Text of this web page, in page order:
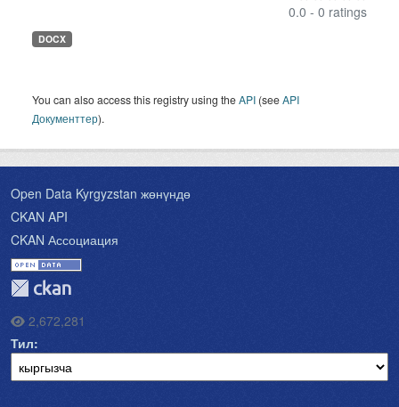
0.0 - 0 ratings
DOCX
You can also access this registry using theAPI (seeAPI
Документтер).
Open Data Kyrgyzstan жөнүндө
CKAN API
CKAN Ассоциация
2,672,281
Тил